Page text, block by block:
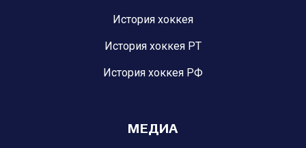
История хоккея
История хоккея РТ
История хоккея РФ
МЕДИА